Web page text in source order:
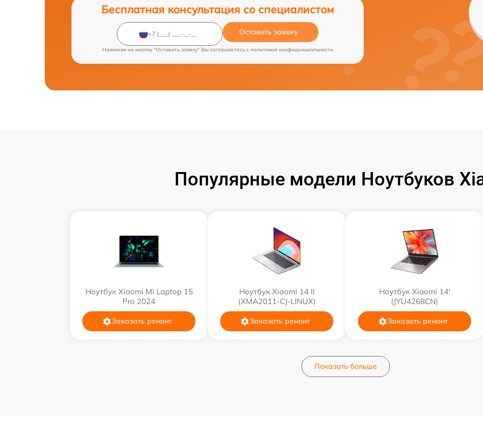
Бесплатная консультация со специалистом
Оставить заявку
Нажимая на кнопку "Оставить заявку" Вы соглашаетесь c политикой конфиденциальности
Популярные модели Ноутбуков
Ноутбук Xiaomi Mi Laptop 15
Pro 2024
Заказать ремонт
Ноутбук Xiaomi 14 II
(XMA2011-CJ-LINUX)
Заказать ремонт
Ноутбук Xiaomi 14'
(JYU4268CN)
Заказать ремонт
Показать больше